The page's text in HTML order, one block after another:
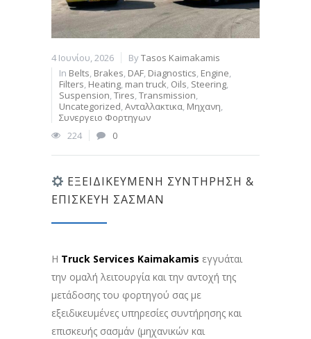
4 Ιουνίου, 2026 ByTasos Kaimakamis
In Belts, Brakes, DAF, Diagnostics, Engine,
Filters, Heating, man truck, Oils, Steering,
Suspension,Tires,Transmission,
Uncategorized,Ανταλλακτικα, Μηχανη,
Συνεργειο Φορτηγων
224
0
ΕΞΕΙΔΙΚΕΥΜΈΝΗ ΣΥΝΤΉΡΗΣΗ &
ΕΠΙΣΚΕΥΉ ΣΑΣΜΆΝ
Η Truck Services Kaimakamis εγγυάται
την ομαλή λειτουργία και την αντοχή της
μετάδοσης του φορτηγού σας με
εξειδικευμένες υπηρεσίες συντήρησης και
επισκευής σασμάν (μηχανικών και